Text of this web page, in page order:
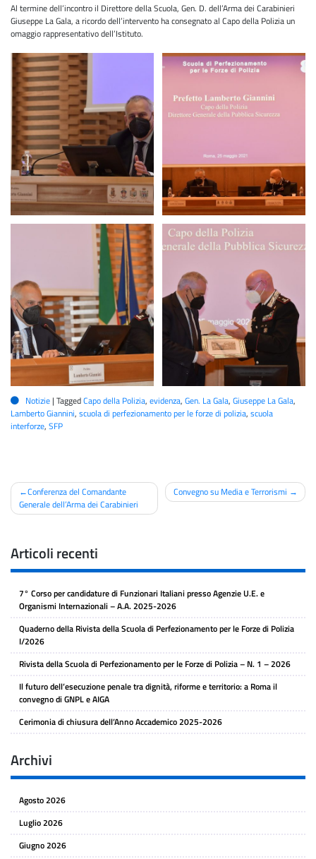
Al termine dell’incontro il Direttore della Scuola, Gen. D. dell’Arma dei Carabinieri
Giuseppe La Gala, a ricordo dell’intervento ha consegnato al Capo della Polizia un
omaggio rappresentativo dell’Istituto.
Notizie | TaggedCapo della Polizia, evidenza, Gen. La Gala, Giuseppe La Gala,
Lamberto Giannini, scuola di perfezionamento per le forze di polizia, scuola
interforze, SFP
Navigazione
articoli
Conferenza del Comandante
Generale dell’Arma dei Carabinieri
Convegno su Media e Terrorismi
Articoli recenti
7° Corso per candidature di Funzionari Italiani presso Agenzie U.E. e
Organismi Internazionali – A.A. 2025-2026
Quaderno della Rivista della Scuola di Perfezionamento per le Forze di Polizia
I/2026
Rivista della Scuola di Perfezionamento per le Forze di Polizia – N. 1 – 2026
Il futuro dell’esecuzione penale tra dignità, riforme e territorio: a Roma il
convegno di GNPL e AIGA
Cerimonia di chiusura dell’Anno Accademico 2025-2026
Archivi
Agosto 2026
Luglio 2026
Giugno 2026